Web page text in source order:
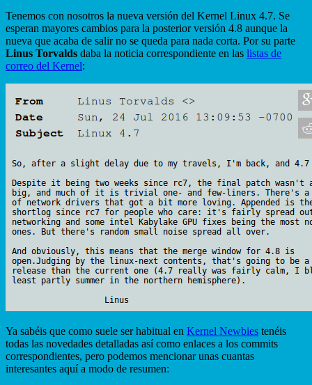
Tenemos con nosotros la nueva versión del Kernel Linux 4.7. Se
esperan mayores cambios para la posterior versión 4.8 aunque la
nueva que acaba de salir no se queda para nada corta. Por su parte
Linus Torvalds daba la noticia correspondiente en las listas de
correo del Kernel:
Ya sabéis que como suele ser habitual en Kernel Newbies tenéis
todas las novedades detalladas así como enlaces a los commits
correspondientes, pero podemos mencionar unas cuantas
interesantes aquí a modo de resumen: